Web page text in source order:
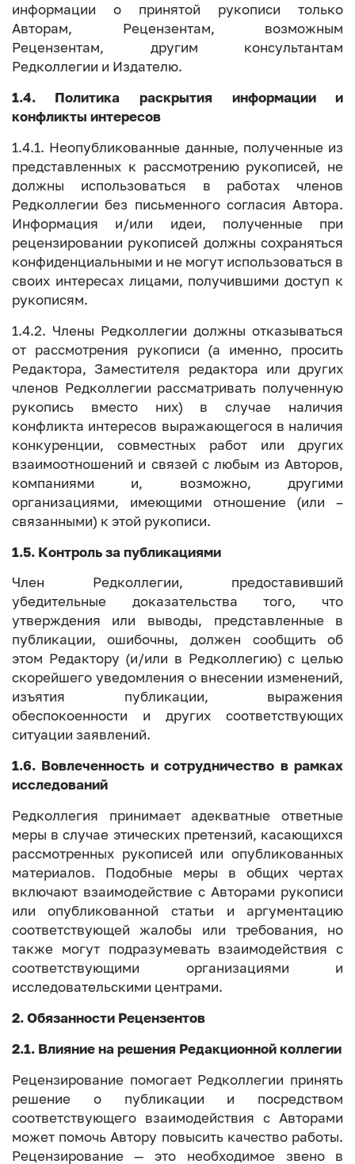
информации о принятой рукописи только
Авторам, Рецензентам, возможным
Рецензентам, другим консультантам
Редколлегии и Издателю.
1.4. Политика раскрытия информации и
конфликты интересов
1.4.1. Неопубликованные данные, полученные из
представленных к рассмотрению рукописей, не
должны использоваться в работах членов
Редколлегии без письменного согласия Автора.
Информация и/или идеи, полученные при
рецензировании рукописей должны сохраняться
конфиденциальными и не могут использоваться в
своих интересах лицами, получившими доступ к
рукописям.
1.4.2. Члены Редколлегии должны отказываться
от рассмотрения рукописи (а именно, просить
Редактора, Заместителя редактора или других
членов Редколлегии рассматривать полученную
рукопись вместо них) в случае наличия
конфликта интересов выражающегося в наличия
конкуренции, совместных работ или других
взаимоотношений и связей с любым из Авторов,
компаниями и, возможно, другими
организациями, имеющими отношение (или –
связанными) к этой рукописи.
1.5. Контроль за публикациями
Член Редколлегии, предоставивший
убедительные доказательства того, что
утверждения или выводы, представленные в
публикации, ошибочны, должен сообщить об
этом Редактору (и/или в Редколлегию) с целью
скорейшего уведомления о внесении изменений,
изъятия публикации, выражения
обеспокоенности и других соответствующих
ситуации заявлений.
1.6. Вовлеченность и сотрудничество в рамках
исследований
Редколлегия принимает адекватные ответные
меры в случае этических претензий, касающихся
рассмотренных рукописей или опубликованных
материалов. Подобные меры в общих чертах
включают взаимодействие с Авторами рукописи
или опубликованной статьи и аргументацию
соответствующей жалобы или требования, но
также могут подразумевать взаимодействия с
соответствующими организациями и
исследовательскими центрами.
2. Обязанности Рецензентов
2.1. Влияние на решения Редакционной коллегии
Рецензирование помогает Редколлегии принять
решение о публикации и посредством
соответствующего взаимодействия с Авторами
может помочь Автору повысить качество работы.
Рецензирование — это необходимое звено в